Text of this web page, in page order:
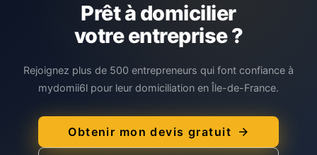
Prêt à domicilier
votre entreprise ?
Rejoignez plus de 500 entrepreneurs qui font confiance à
mydomii6l pour leur domiciliation en Île-de-France.
Obtenir mon devis gratuit